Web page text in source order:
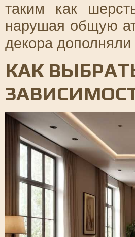
таким как
нарушая общую
декора дополняли
КАК